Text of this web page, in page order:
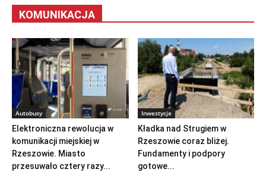
KOMUNIKACJA
Autobusy
Elektroniczna rewolucja w
komunikacji miejskiej w
Rzeszowie. Miasto
przesuwało cztery razy...
Inwestycje
Kładka nad Strugiem w
Rzeszowie coraz bliżej.
Fundamenty i podpory
gotowe...